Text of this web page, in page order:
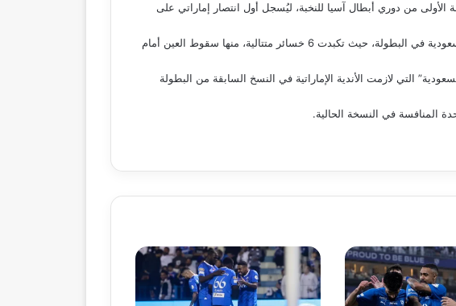
بنتيجة 2-1، في المباراة ضمن منافسات الجولة الأولى من دوري أبطال آسيا للنخبة، ليُسجل أول انتصار إماراتي على
ويُعد هذا الفوز دفعة معنوية كبيرة للكرة الإماراتية، بعد سلسلة من الهزائم المتتالية للأندية الإماراتية أمام الأندية السعودية في البطولة، حيث تكبدت 6 خسائر متتالية، منها سقوط العين أمام
التي لازمت الأندية الإماراتية في النسخ السابقة من البطولة
المنافسة في النسخة الحالية.